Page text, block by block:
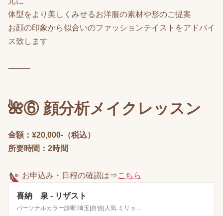
体型をより美しくみせるお洋服の素材や形のご提案
お顔の印象から似合いのファッションテイストをアドバイ
ス致します
⸻
🌺⑥ 顔分析メイクレッスン
金額：¥20,000-（税込）
所要時間：2時間
お申込み ・日程の確認は⇒こちら
喜納 泉 - リザスト
パーソナルカラー診断|埼玉|自信|人気 ミリョクplus＋ 魅力アドバイザー 喜納 泉